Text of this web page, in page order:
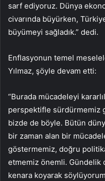
sarf ediyoruz. Dünya
civarında büyürken,
büyümeyi sağladık.” dedi.
Enflasyonun temel
Yılmaz, şöyle devam etti:
“Burada mücadeleyi
perspektifle sürdürmemiz
bizde de böyle. Bütün
bir zaman alan bir
göstermemiz, doğru
etmemiz önemli. Gündelik
kenara koyarak